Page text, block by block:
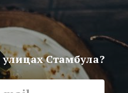
Стамбула?